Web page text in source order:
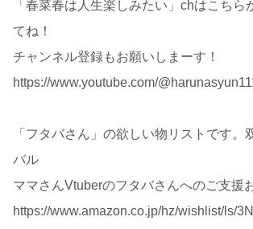
「春菜春は人生楽しみたい」chはこちら
てね！
チャンネル登録もお願いしまーす！
https://www.youtube.com/
「フタバさん」の欲しい物リストです。
バル
ママさんVtuberのフタバさんへのご支援
https://www.amazon.co.jp/hz/wishlist/ls/